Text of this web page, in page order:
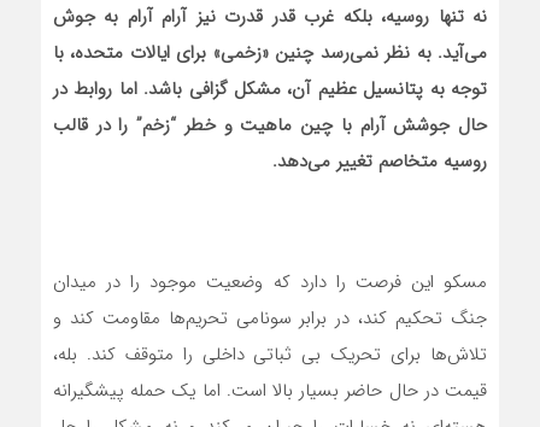
نه تنها روسیه، بلکه غرب قدر قدرت نیز آرام آرام ‌ به جوش
می‌آید. به نظر نمی‌رسد چنین «زخمی» برای ایالات متحده، با
توجه به پتانسیل عظیم آن، مشکل گزافی باشد. اما روابط در
حال جوشش آرام با چین ماهیت و خطر “زخم” را در قالب
روسیه متخاصم تغییر ‌ می‌دهد.
مسکو این فرصت را دارد که وضعیت موجود را در میدان
جنگ تحکیم کند، در برابر سونامی تحریم‌ها مقاومت کند و
تلاش‌ها برای تحریک بی ثباتی داخلی را متوقف کند. بله،
قیمت در حال حاضر بسیار بالا است. اما یک حمله پیشگیرانه